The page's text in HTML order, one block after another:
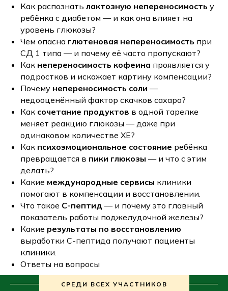
Как распознать лактозную непереносимость у
ребёнка с диабетом — и как она влияет на
уровень глюкозы?
Чем опасна глютеновая непереносимость при
СД 1 типа — и почему её часто пропускают?
Как непереносимость кофеина проявляется у
подростков и искажает картину компенсации?
Почему непереносимость соли —
недооценённый фактор скачков сахара?
Как сочетание продуктов в одной тарелке
меняет реакцию глюкозы — даже при
одинаковом количестве ХЕ?
Как психоэмоциональное состояние ребёнка
превращается в пики глюкозы — и что с этим
делать?
Какие международные сервисы клиники
помогают в компенсации и восстановлении.
Что такое С-пептид — и почему это главный
показатель работы поджелудочной железы?
Какие результаты по восстановлению
выработки С-пептида получают пациенты
клиники.
Ответы на вопросы
СРЕДИ ВСЕХ УЧАСТНИКОВ